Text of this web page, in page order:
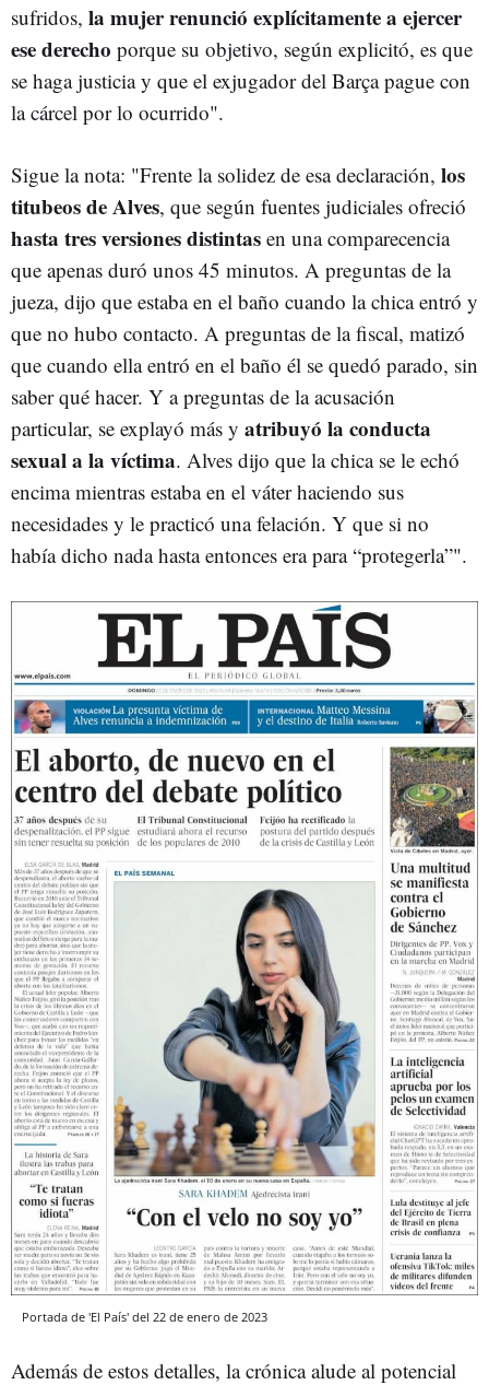
sufridos, la mujer renunció explícitamente a ejercer
ese derecho porque su objetivo, según explicitó, es que
se haga justicia y que el exjugador del Barça pague con
la cárcel por lo ocurrido".
Sigue la nota: "Frente la solidez de esa declaración, los
titubeos de Alves, que según fuentes judiciales ofreció
hasta tres versiones distintas en una comparecencia
que apenas duró unos 45 minutos. A preguntas de la
jueza, dijo que estaba en el baño cuando la chica entró y
que no hubo contacto. A preguntas de la fiscal, matizó
que cuando ella entró en el baño él se quedó parado, sin
saber qué hacer. Y a preguntas de la acusación
particular, se explayó más y atribuyó la conducta
sexual a la víctima. Alves dijo que la chica se le echó
encima mientras estaba en el váter haciendo sus
necesidades y le practicó una felación. Y que si no
había dicho nada hasta entonces era para “protegerla”".
Portada de 'El País' del 22 de enero de 2023
Además de estos detalles, la crónica alude al potencial